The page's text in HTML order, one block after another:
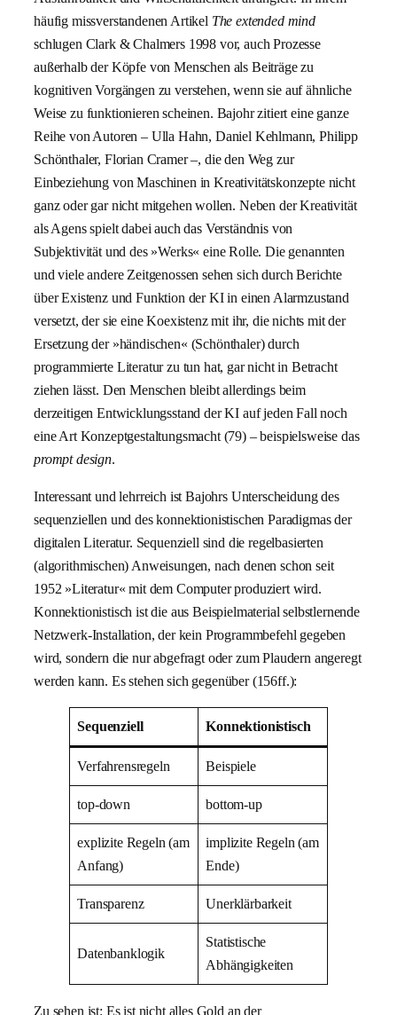
häufig missverstandenen Artikel The extended mind
schlugen Clark & Chalmers 1998 vor, auch Prozesse
außerhalb der Köpfe von Menschen als Beiträge zu
kognitiven Vorgängen zu verstehen, wenn sie auf ähnliche
Weise zu funktionieren scheinen. Bajohr zitiert eine ganze
Reihe von Autoren – Ulla Hahn, Daniel Kehlmann, Philipp
Schönthaler, Florian Cramer –, die den Weg zur
Einbeziehung von Maschinen in Kreativitätskonzepte nicht
ganz oder gar nicht mitgehen wollen. Neben der Kreativität
als Agens spielt dabei auch das Verständnis von
Subjektivität und des »Werks« eine Rolle. Die genannten
und viele andere Zeitgenossen sehen sich durch Berichte
über Existenz und Funktion der KI in einen Alarmzustand
versetzt, der sie eine Koexistenz mit ihr, die nichts mit der
Ersetzung der »händischen« (Schönthaler) durch
programmierte Literatur zu tun hat, gar nicht in Betracht
ziehen lässt. Den Menschen bleibt allerdings beim
derzeitigen Entwicklungsstand der KI auf jeden Fall noch
eine Art Konzeptgestaltungsmacht (79) – beispielsweise das
prompt design.
Interessant und lehrreich ist Bajohrs Unterscheidung des
sequenziellen und des konnektionistischen Paradigmas der
digitalen Literatur. Sequenziell sind die regelbasierten
(algorithmischen) Anweisungen, nach denen schon seit
1952 »Literatur« mit dem Computer produziert wird.
Konnektionistisch ist die aus Beispielmaterial selbstlernende
Netzwerk-Installation, der kein Programmbefehl gegeben
wird, sondern die nur abgefragt oder zum Plaudern angeregt
werden kann. Es stehen sich gegenüber (156ff.):
Sequenziell Konnektionistisch
Verfahrensregeln Beispiele
top-down bottom-up
explizite Regeln (am
Anfang)
implizite Regeln (am
Ende)
Transparenz Unerklärbarkeit
Datenbanklogik
Statistische
Abhängigkeiten
Zu sehen ist: Es ist nicht alles Gold an der